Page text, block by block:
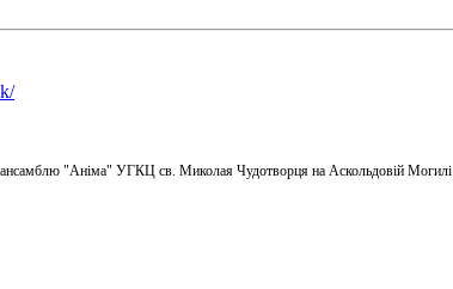
ансамблю "Аніма" УГКЦ св. Миколая Чудотворця на Аскольдовій Могилі